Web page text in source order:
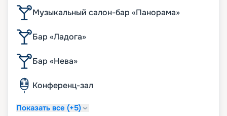
Музыкальный салон-бар «Панорама»
Бар «Ладога»
Бар «Нева»
Конференц-зал
Показать все (+5)